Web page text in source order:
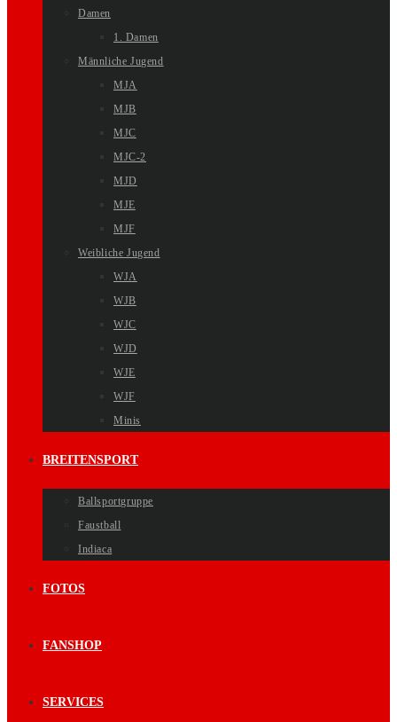
Damen
1. Damen
Männliche Jugend
MJA
MJB
MJC
MJC-2
MJD
MJE
MJF
Weibliche Jugend
WJA
WJB
WJC
WJD
WJE
WJF
Minis
BREITENSPORT
Ballsportgruppe
Faustball
Indiaca
FOTOS
FANSHOP
SERVICES